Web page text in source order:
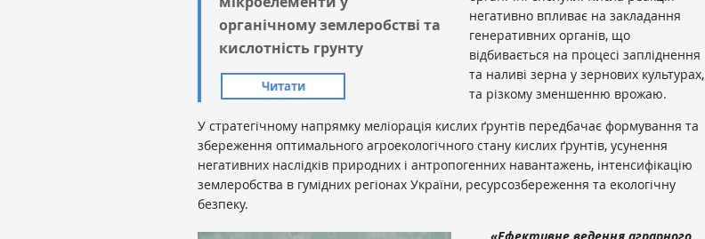
органічному землеробстві та
кислотність грунту
Читати
негативно впливає на закладання
генеративних органів, що
відбивається на процесі запліднення
та наливі зерна у зернових культурах,
та різкому зменшенню врожаю.
У стратегічному напрямку меліорація кислих ґрунтів передбачає формування та
збереження оптимального агроекологічного стану кислих ґрунтів, усунення
негативних наслідків природних і антропогенних навантажень, інтенсифікацію
землеробства в гумідних регіонах України, ресурсозбереження та екологічну
безпеку.